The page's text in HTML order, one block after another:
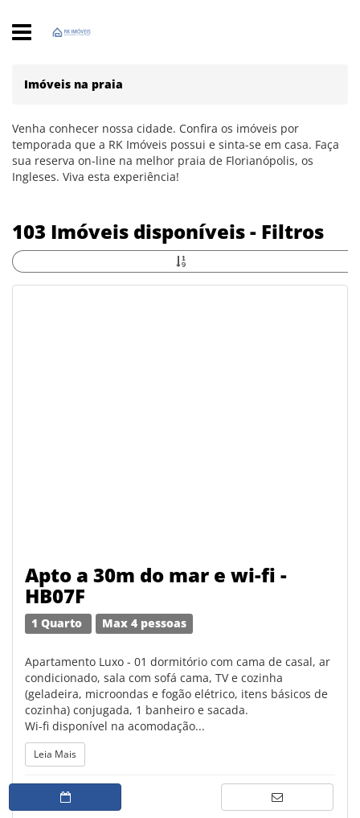
Imóveis na praia
Venha conhecer nossa cidade. Confira os imóveis por
temporada que a RK Imóveis possui e sinta-se em casa. Faça
sua reserva on-line na melhor praia de Florianópolis, os
Ingleses. Viva esta experiência!
103 Imóveis disponíveis - Filtros
Apto a 30m do mar e wi-fi -
HB07F
1 Quarto Max 4 pessoas
Apartamento Luxo - 01 dormitório com cama de casal, ar
condicionado, sala com sofá cama, TV e cozinha
(geladeira, microondas e fogão elétrico, itens básicos de
cozinha) conjugada, 1 banheiro e sacada.
Wi-fi disponível na acomodação...
Leia Mais